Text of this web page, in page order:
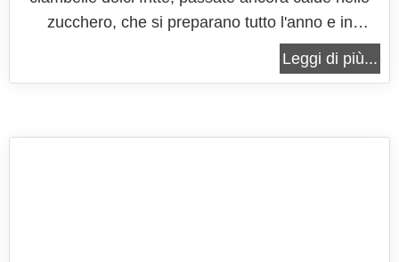
zucchero, che si preparano tutto l'anno e in
particolar modo durante il periodo di Carnevale o
per festeggiare la festa del papà. Morbidissime e
Leggi di più...